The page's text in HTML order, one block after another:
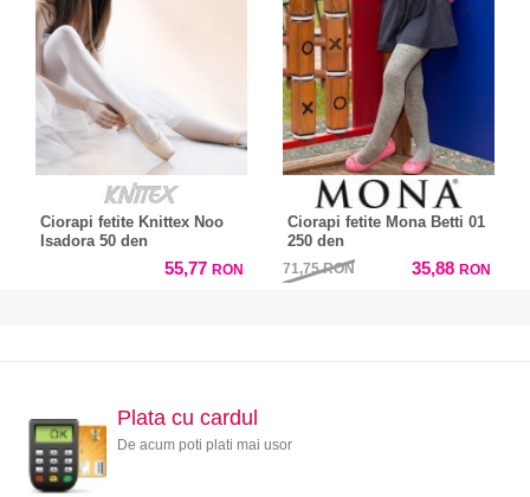
Ciorapi fetite Knittex Noo
Isadora 50 den
55,77 RON
Ciorapi fetite Mona Betti 01
250 den
71,75RON 35,88 RON
Plata cu cardul
De acum poti plati mai usor